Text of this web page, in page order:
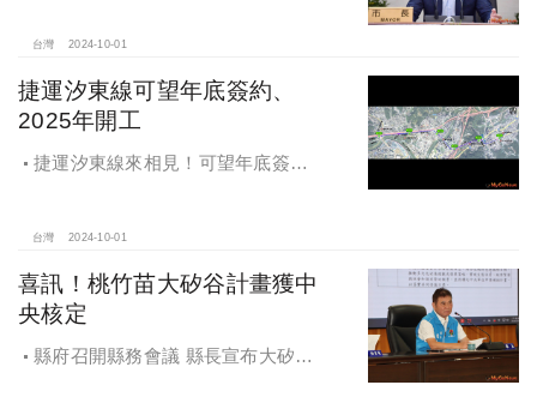
台灣 2024-10-01
捷運汐東線可望年底簽約、
2025年開工
捷運汐東線來相見！可望年底簽約
台灣 2024-10-01
喜訊！桃竹苗大矽谷計畫獲中
央核定
縣府召開縣務會議 縣長宣布大矽谷